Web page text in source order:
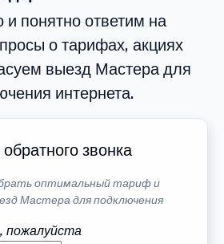
и понятно ответим на
о тарифах, акциях
выезд Мастера для
интернета.
звонка
оптимальный тариф и
Мастера для подключения
пожалуйста